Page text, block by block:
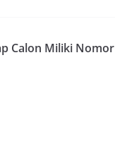
Calon Miliki Nomor